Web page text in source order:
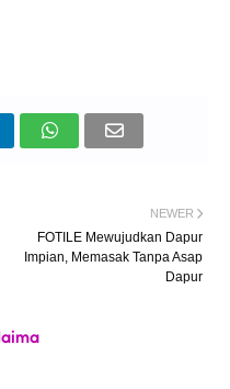
NEWER
FOTILE Mewujudkan Dapur
Impian, Memasak Tanpa Asap
Dapur